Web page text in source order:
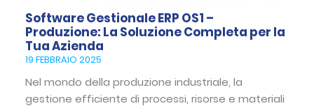
Software Gestionale ERP OS1 –
Produzione: La Soluzione Completa per la
Tua Azienda
19 FEBBRAIO 2025
Nel mondo della produzione industriale, la
gestione efficiente di processi, risorse e materiali